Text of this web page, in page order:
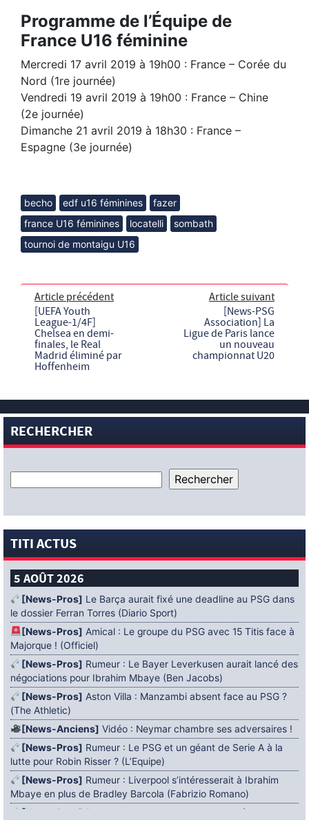
Programme de l’Équipe de
France U16 féminine
Mercredi 17 avril 2019 à 19h00 : France – Corée du
Nord (1re journée)
Vendredi 19 avril 2019 à 19h00 : France – Chine
(2e journée)
Dimanche 21 avril 2019 à 18h30 : France –
Espagne (3e journée)
becho edf u16 féminines
fazer
france U16 féminines
locatelli
sombath
tournoi de montaigu U16
Article précédent
[UEFA Youth
League-1/4F]
Chelsea en demi-
finales, le Real
Madrid éliminé par
Hoffenheim
Article suivant
[News-PSG
Association] La
Ligue de Paris lance
un nouveau
championnat U20
RECHERCHER
TITI ACTUS
5 AOÛT 2026
[News-Pros] Le Barça aurait fixé une deadline au PSG dans
le dossier Ferran Torres (Diario Sport)
[News-Pros] Amical : Le groupe du PSG avec 15 Titis face à
Majorque ! (Officiel)
[News-Pros] Rumeur : Le Bayer Leverkusen aurait lancé des
négociations pour Ibrahim Mbaye (Ben Jacobs)
[News-Pros] Aston Villa : Manzambi absent face au PSG ?
(The Athletic)
[News-Anciens] Vidéo : Neymar chambre ses adversaires !
[News-Pros] Rumeur : Le PSG et un géant de Serie A à la
lutte pour Robin Risser ? (L’Equipe)
[News-Pros] Rumeur : Liverpool s’intéresserait à Ibrahim
Mbaye en plus de Bradley Barcola (Fabrizio Romano)
[News-Pros]
Rumeur : Accord contractuel trouvé entre le